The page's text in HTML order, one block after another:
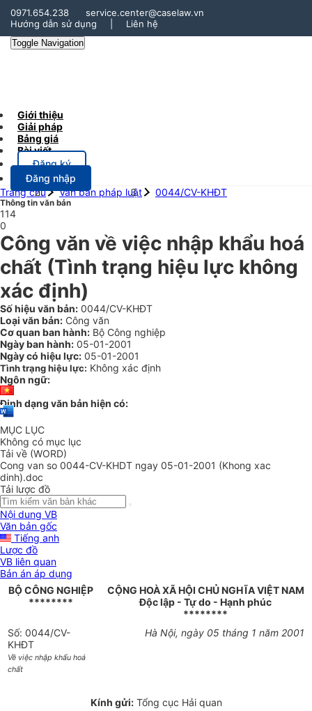
0971.654.238
service.center@caselaw.vn
Hướng dẫn sử dụng
Liên hệ
Toggle Navigation
Giới thiệu
Giải pháp
Bảng giá
Bài viết
Đăng ký
Đăng nhập
Trang chủ
Văn bản pháp luật 0044/CV-KHĐT
Thông tin văn bản
114
0
Công văn về việc nhập khẩu hoá
chất (Tình trạng hiệu lực không
xác định)
Số hiệu văn bản: 0044/CV-KHĐT
Loại văn bản: Công văn
Cơ quan ban hành: Bộ Công nghiệp
Ngày ban hành: 05-01-2001
Ngày có hiệu lực: 05-01-2001
Tình trạng hiệu lực: Không xác định
Ngôn ngữ:
Định dạng văn bản hiện có:
MỤC LỤC
Không có mục lục
Tải về (WORD)
Cong van so 0044-CV-KHDT ngay 05-01-2001 (Khong xac
dinh).doc
Tải lược đồ
Nội dung VB
Văn bản gốc
Tiếng anh
Lược đồ
VB liên quan
Bản án áp dụng
BỘ CÔNG NGHIỆP
********
CỘNG HOÀ XÃ HỘI CHỦ NGHĨA VIỆT NAM
Độc lập - Tự do - Hạnh phúc
********
Số: 0044/CV-
KHĐT
Về việc nhập khẩu hoá
chất
Hà Nội, ngày 05 tháng 1 năm 2001
Kính gửi:Tổng cục Hải quan